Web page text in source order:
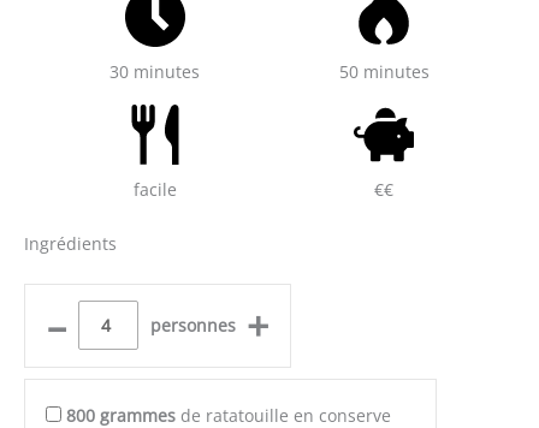
30 minutes 50 minutes
facile €€
Ingrédients
– personnes +
800 grammes de ratatouille en conserve